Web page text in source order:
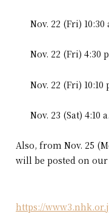
Nov. 22 (Fri) 10:30
Nov. 22 (Fri) 4:30
Nov. 22 (Fri) 10:10
Nov. 23 (Sat) 4:10
Also, from Nov. 25
will be posted on our
https://